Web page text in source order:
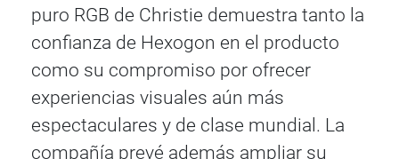
puro RGB de Christie demuestra tanto la
confianza de Hexogon en el producto
como su compromiso por ofrecer
experiencias visuales aún más
espectaculares y de clase mundial. La
compañía prevé además ampliar su